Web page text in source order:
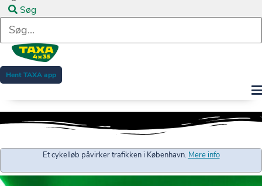
Søg
Hent TAXA app
Et cykelløb påvirker trafikken i København. Mere info